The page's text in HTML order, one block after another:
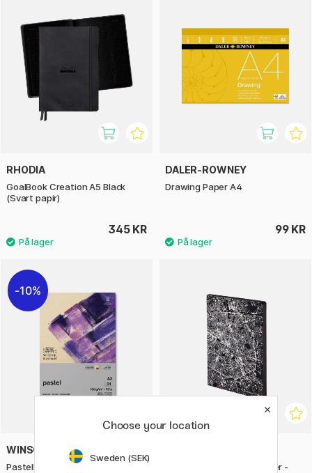
RHODIA
GoalBook Creation A5 Black
(Svart papir)
345 KR
DALER-ROWNEY
Drawing Paper A4
99 KR
10%
WINSOR & NEWTON
Pastellblokk Earth A3 160g
Notebook Graphic Traveller -
Choose your location
Sweden (SEK)